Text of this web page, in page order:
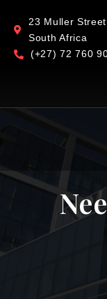
23 Muller
South Africa
(+27) 72 760